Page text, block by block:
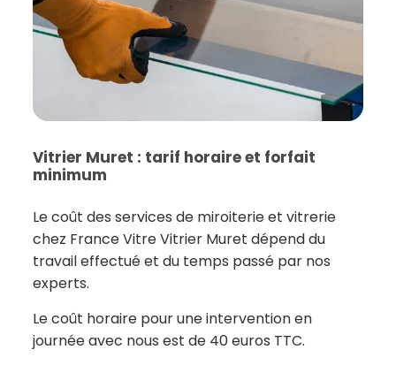
Vitrier Muret : tarif horaire et forfait
minimum
Le coût des services de miroiterie et vitrerie
chez France Vitre Vitrier Muret dépend du
travail effectué et du temps passé par nos
experts.
Le coût horaire pour une intervention en
journée avec nous est de 40 euros TTC.